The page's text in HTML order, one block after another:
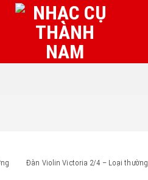
Đàn Violin Victoria 2/4 – Loại thường